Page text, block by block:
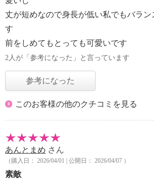
丈が短めなので身長が低い私でもバラ
す
前をしめてもとっても可愛いです
2人が「参考になった」と言っています
参考になった
このお客様の他のクチコミを見る
あんとまめ さん
（購入日： 2026/04/01 | 公開日： 2026/04/07 ）
素敵